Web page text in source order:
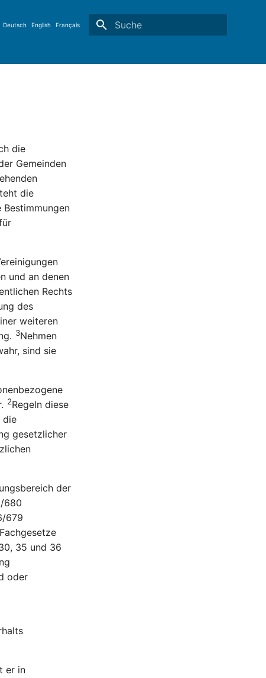
Deutsch English Français
die
Gemeinden
die
und an denen
Rechts
des
weiteren
3Nehmen
sind sie
2Regeln diese
die
gesetzlicher
der
680
679
35 und 36
oder
er in